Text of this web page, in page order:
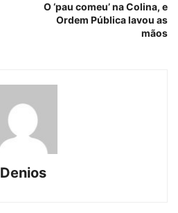
O ‘pau comeu’ na Colina, e
Ordem Pública lavou as
mãos
Denios